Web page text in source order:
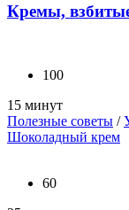
Кремы,
100
15 минут
Полезные советы /
Шоколадный крем
60